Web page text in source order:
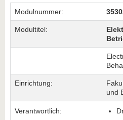
Modulnummer:
Modultitel:
Einrichtung:
und
Verantwortlich: